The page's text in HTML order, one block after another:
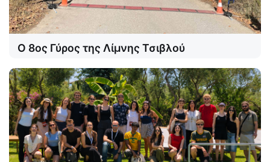
Ο 8ος Γύρος της Λίμνης Τσιβλού